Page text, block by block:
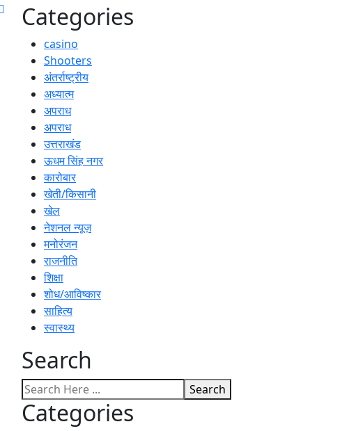
Categories
casino
Shooters
अंतर्राष्ट्रीय
अध्यात्म
अपराध
अपराध
उत्तराखंड
ऊधम सिंह नगर
कारोबार
खेती/किसानी
खेल
नेशनल न्यूज़
मनोरंजन
राजनीति
शिक्षा
शोध/आविष्कार
साहित्य
स्वास्थ्य
Search
Search
Categories